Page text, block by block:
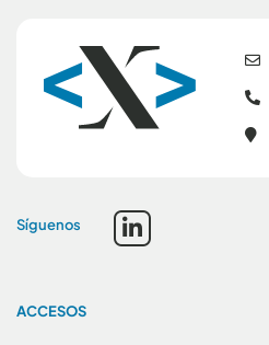
Síguenos
ACCESOS